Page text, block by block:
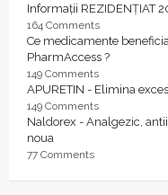
Informații REZIDENȚIAT
164 Comments
Ce medicamente
PharmAccess ?
149 Comments
APURETIN - Elimina
149 Comments
Naldorex - Analgezic,
noua
77 Comments